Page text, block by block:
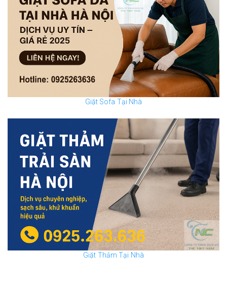
Giặt Sofa Tại Nhà
Giặt Thảm Tại Nhà